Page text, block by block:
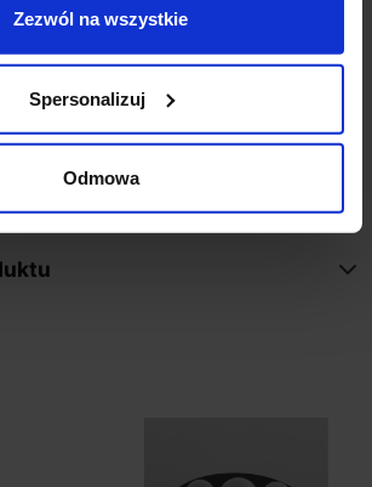
Zezwól na wszystkie
Spersonalizuj
Odmowa
1600lm
Tak, za pośrednictwem
ściemniacza.